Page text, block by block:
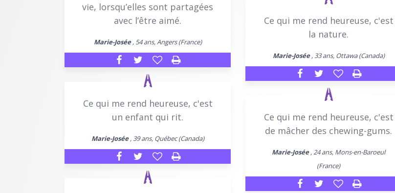
vie, lorsqu’elles sont partagées
avec l’être aimé.
Marie-Josée, 54 ans, Angers (France)
Ce qui me rend heureuse, c'est
la nature.
Marie-Josée, 33 ans, Ottawa (Canada)
Ce qui me rend heureuse, c'est
un enfant qui rit.
Marie-Josée, 39 ans, Québec (Canada)
Ce qui me rend heureuse, c'est
de mâcher des chewing-gums.
Marie-Josée, 24 ans, Mons-en-Baroeul
(France)